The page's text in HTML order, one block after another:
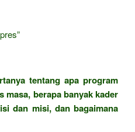
tentang apa program
masa, berapa banyak kader
dan misi, dan bagaimana